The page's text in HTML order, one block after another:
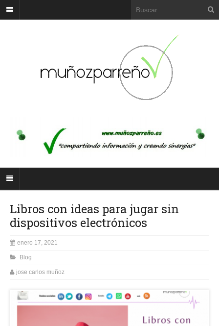
Libros con ideas para jugar sin
dispositivos electrónicos
enero 17, 2021
Blog
jose carlos muñoz